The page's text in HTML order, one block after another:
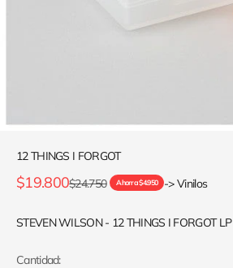
12 THINGS I FORGOT
Precio de oferta
$19.800Precio normal
$24.750 Ahorra $4.950 -> Vinilos
STEVEN WILSON - 12 THINGS I FORGOT LP
Cantidad: